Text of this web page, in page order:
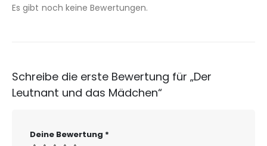
Es gibt noch keine Bewertungen.
Schreibe die erste Bewertung für „Der
Leutnant und das Mädchen“
Deine Bewertung *